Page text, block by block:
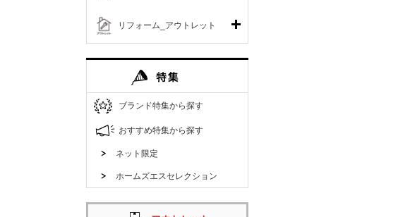
リフォーム_アウトレット
ブランド特集から探す
おすすめ特集から探す
ネット限定
ホームズエスセレクション